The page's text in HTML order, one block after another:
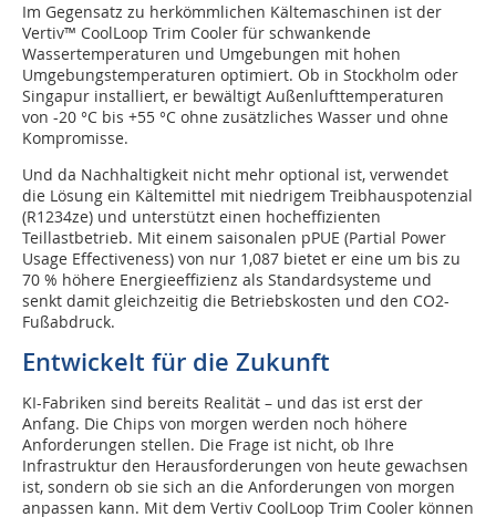
Im Gegensatz zu herkömmlichen Kältemaschinen ist der
Vertiv™ CoolLoop Trim Cooler für schwankende
Wassertemperaturen und Umgebungen mit hohen
Umgebungstemperaturen optimiert. Ob in Stockholm oder
Singapur installiert, er bewältigt Außenlufttemperaturen
von -20 °C bis +55 °C ohne zusätzliches Wasser und ohne
Kompromisse.
Und da Nachhaltigkeit nicht mehr optional ist, verwendet
die Lösung ein Kältemittel mit niedrigem Treibhauspotenzial
(R1234ze) und unterstützt einen hocheffizienten
Teillastbetrieb. Mit einem saisonalen pPUE (Partial Power
Usage Effectiveness) von nur 1,087 bietet er eine um bis zu
70 % höhere Energieeffizienz als Standardsysteme und
senkt damit gleichzeitig die Betriebskosten und den CO2-
Fußabdruck.
Entwickelt für die Zukunft
KI-Fabriken sind bereits Realität – und das ist erst der
Anfang. Die Chips von morgen werden noch höhere
Anforderungen stellen. Die Frage ist nicht, ob Ihre
Infrastruktur den Herausforderungen von heute gewachsen
ist, sondern ob sie sich an die Anforderungen von morgen
anpassen kann. Mit dem Vertiv CoolLoop Trim Cooler können